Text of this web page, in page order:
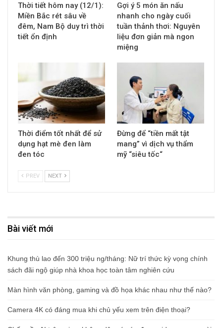
Thời tiết hôm nay (12/1):
Miền Bắc rét sâu về
đêm, Nam Bộ duy trì thời
tiết ổn định
Gợi ý 5 món ăn nấu
nhanh cho ngày cuối
tuần thảnh thơi: Nguyên
liệu đơn giản mà ngon
miệng
Thời điểm tốt nhất để sử
dụng hạt mè đen làm
đen tóc
Đừng để “tiền mất tật
mang” vì dịch vụ thẩm
mỹ “siêu tốc“
PREV NEXT
Bài viết mới
Khung thù lao đến 300 triệu ng/tháng: Nữ trí thức kỳ vọng chính
sách đãi ngộ giúp nhà khoa học toàn tâm nghiên cứu
Màn hình văn phòng, gaming và đồ họa khác nhau như thế nào?
Camera 4K có đáng mua khi chủ yếu xem trên điện thoại?